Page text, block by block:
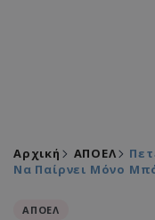
Αρχική ΑΠΟΕΛ
Να Παίρνει Μόνο
ΑΠΟΕΛ